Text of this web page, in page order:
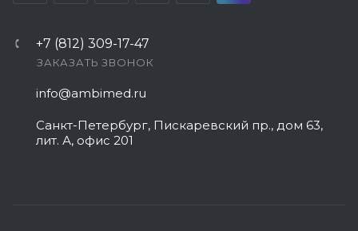
+7 (812) 309-17-47
ЗАКАЗАТЬ ЗВОНОК
info@ambimed.ru
Санкт-Петербург, Пискаревский пр., дом 63,
лит. А, офис 201